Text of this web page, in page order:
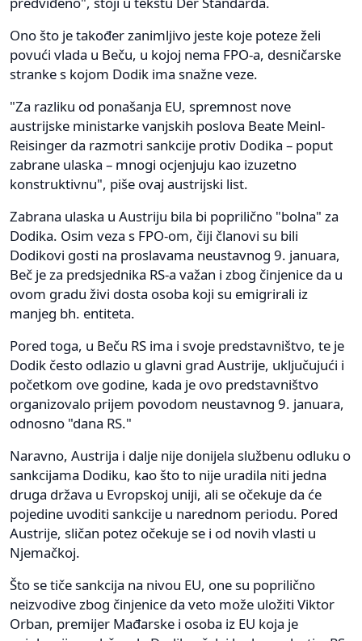
Ono što je također zanimljivo jeste koje poteze želi
povući vlada u Beču, u kojoj nema FPO-a, desničarske
stranke s kojom Dodik ima snažne veze.
"Za razliku od ponašanja EU, spremnost nove
austrijske ministarke vanjskih poslova Beate Meinl-
Reisinger da razmotri sankcije protiv Dodika – poput
zabrane ulaska – mnogi ocjenjuju kao izuzetno
konstruktivnu", piše ovaj austrijski list.
Zabrana ulaska u Austriju bila bi poprilično "bolna" za
Dodika. Osim veza s FPO-om, čiji članovi su bili
Dodikovi gosti na proslavama neustavnog 9. januara,
Beč je za predsjednika RS-a važan i zbog činjenice da u
ovom gradu živi dosta osoba koji su emigrirali iz
manjeg bh. entiteta.
Pored toga, u Beču RS ima i svoje predstavništvo, te je
Dodik često odlazio u glavni grad Austrije, uključujući i
početkom ove godine, kada je ovo predstavništvo
organizovalo prijem povodom neustavnog 9. januara,
odnosno "dana RS."
Naravno, Austrija i dalje nije donijela službenu odluku o
sankcijama Dodiku, kao što to nije uradila niti jedna
druga država u Evropskoj uniji, ali se očekuje da će
pojedine uvoditi sankcije u narednom periodu. Pored
Austrije, sličan potez očekuje se i od novih vlasti u
Njemačkoj.
Što se tiče sankcija na nivou EU, one su poprilično
neizvodive zbog činjenice da veto može uložiti Viktor
Orban, premijer Mađarske i osoba iz EU koja je